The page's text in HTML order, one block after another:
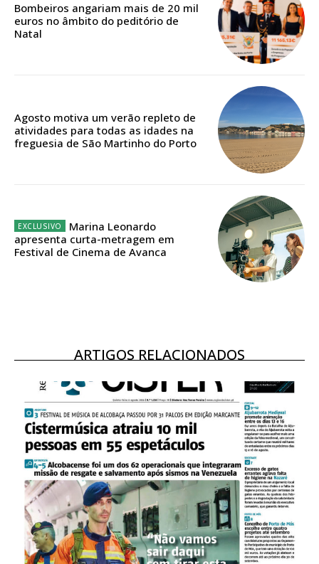
Acesso ao conteúdo online
Acesso aos conteúdos Exclusivos para
Escolha o plano
Bombeiros angariam mais de 20 mil
euros no âmbito do peditório de
Natal
Agosto motiva um verão repleto de
atividades para todas as idades na
freguesia de São Martinho do Porto
Marina Leonardo
apresenta curta-metragem em
Festival de Cinema de Avanca
ARTIGOS RELACIONADOS